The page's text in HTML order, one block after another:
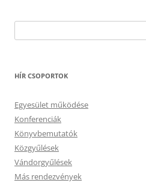
HÍR CSOPORTOK
Egyesület működése
Konferenciák
Könyvbemutatók
Közgyűlések
Vándorgyűlések
Más rendezvények